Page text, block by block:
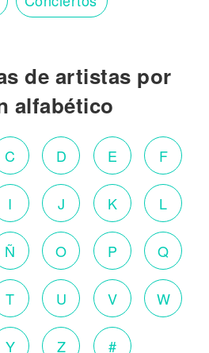
de artistas por
alfabético
C D E F
I J K L
Ñ O P Q
T U V W
Y Z #